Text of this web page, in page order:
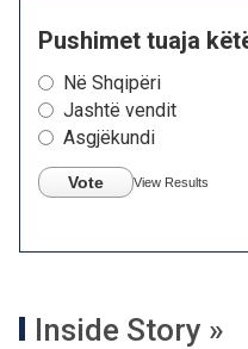
Pushimet tuaja
Në Shqipëri
Jashtë vendit
Asgjëkundi
Vote View Results
Inside Story »